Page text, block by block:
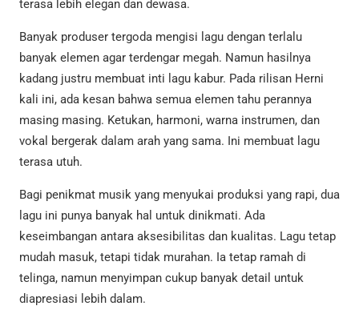
terasa lebih elegan dan dewasa.
Banyak produser tergoda mengisi lagu dengan terlalu
banyak elemen agar terdengar megah. Namun hasilnya
kadang justru membuat inti lagu kabur. Pada rilisan Herni
kali ini, ada kesan bahwa semua elemen tahu perannya
masing masing. Ketukan, harmoni, warna instrumen, dan
vokal bergerak dalam arah yang sama. Ini membuat lagu
terasa utuh.
Bagi penikmat musik yang menyukai produksi yang rapi, dua
lagu ini punya banyak hal untuk dinikmati. Ada
keseimbangan antara aksesibilitas dan kualitas. Lagu tetap
mudah masuk, tetapi tidak murahan. Ia tetap ramah di
telinga, namun menyimpan cukup banyak detail untuk
diapresiasi lebih dalam.